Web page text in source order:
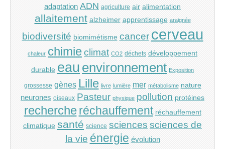
adaptation ADN agriculture air alimentation
allaitement alzheimer apprentissage araignée
biodiversité biomimétisme cancer cerveau
chaleur chimieclimat CO2 déchets développement
durable eau environnement Exposition
grossesse gènes Lille livre lumière mer métabolisme nature
neurones oiseaux Pasteur physique pollution protéines
recherche réchauffement réchauffement
climatique santé science sciences sciences de
la vie énergie évolution